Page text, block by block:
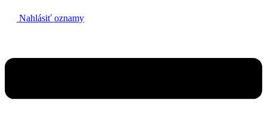
Nahlásiť oznamy